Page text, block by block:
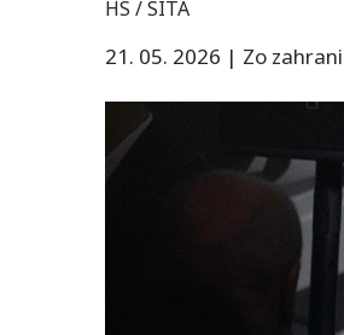
HS / SITA
21. 05. 2026 | Zo